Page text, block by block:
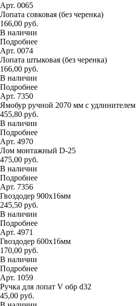
Арт. 0065
Лопата совковая (без черенка)
166,00 руб.
В наличии
Подробнее
Арт. 0074
Лопата штыковая (без черенка)
166,00 руб.
В наличии
Подробнее
Арт. 7350
Ямобур ручной 2070 мм с удлинителем
455,80 руб.
В наличии
Подробнее
Арт. 4970
Лом монтажный D-25
475,00 руб.
В наличии
Подробнее
Арт. 7356
Гвоздодер 900х16мм
245,50 руб.
В наличии
Подробнее
Арт. 4971
Гвоздодер 600х16мм
170,00 руб.
В наличии
Подробнее
Арт. 1059
Ручка для лопат V обр d32
45,00 руб.